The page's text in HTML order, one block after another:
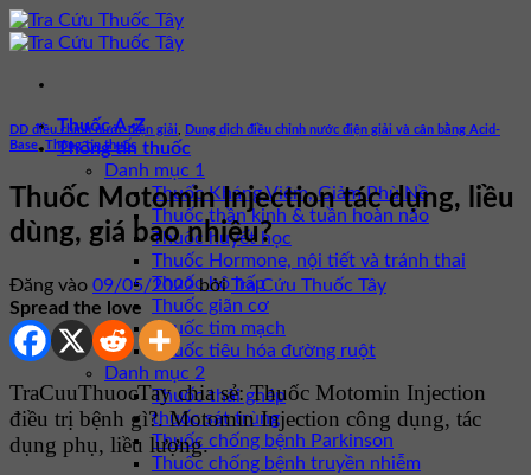
Bỏ
qua
dung
Thuốc A-Z
Thông tin thuốc
Danh mục 1
Thuốc Kháng Viêm, Giảm Phù Nề
Thuốc thần kinh & tuần hoàn não
Thuốc huyết học
Thuốc Hormone, nội tiết và tránh thai
Thuốc hô hấp
Thuốc giãn cơ
Thuốc tim mạch
Thuốc tiêu hóa đường ruột
Danh mục 2
Thuốc thải ghép
thuốc sát trùng
Thuốc chống bệnh Parkinson
Thuốc chống bệnh truyền nhiễm
DD điều chỉnh nước điện giải
Dung dịch điều chỉnh nước điện giải và cân bằng Acid-
Base,Thông tin thuốc
Thuốc Motomin Injection tác dụng, liều
dùng, giá bao nhiêu?
Đăng vào 09/05/2022 bởiTra Cứu Thuốc Tây
Spread the love
TraCuuThuocTay chia sẻ: Thuốc Motomin Injection
điều trị bệnh gì?. Motomin Injection công dụng, tác
dụng phụ, liều lượng.